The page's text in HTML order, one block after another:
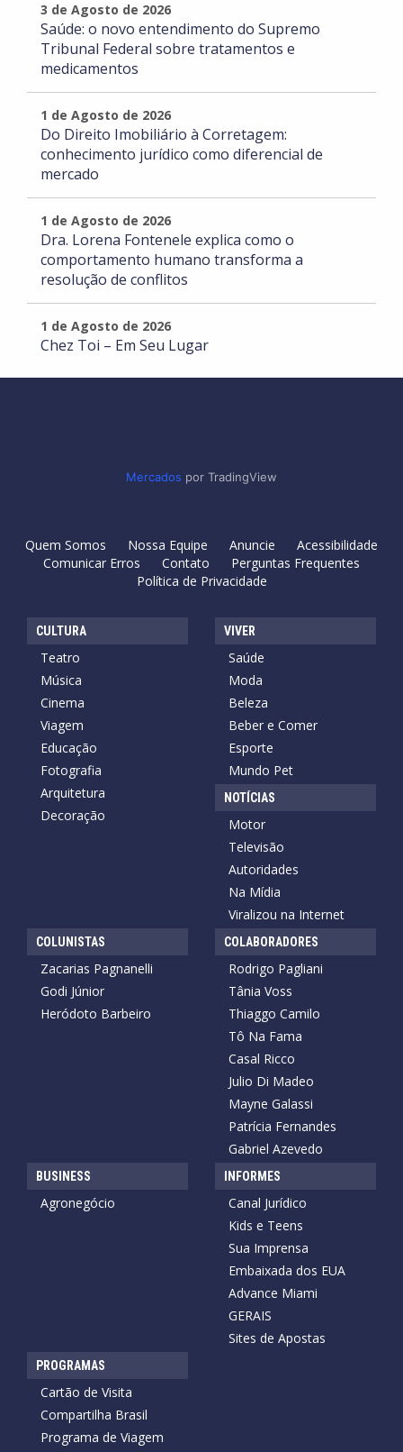
3 de Agosto de 2026
Saúde: o novo entendimento do Supremo
Tribunal Federal sobre tratamentos e
medicamentos
1 de Agosto de 2026
Do Direito Imobiliário à Corretagem:
conhecimento jurídico como diferencial de
mercado
1 de Agosto de 2026
Dra. Lorena Fontenele explica como o
comportamento humano transforma a
resolução de conflitos
1 de Agosto de 2026
Chez Toi – Em Seu Lugar
Mercados por TradingView
Quem Somos Nossa Equipe Anuncie
Acessibilidade
Comunicar Erros
Contato
Perguntas Frequentes
Política de Privacidade
CULTURA
Teatro
Música
Cinema
Viagem
Educação
Fotografia
Arquitetura
Decoração
VIVER
Saúde
Moda
Beleza
Beber e Comer
Esporte
Mundo Pet
NOTÍCIAS
Motor
Televisão
Autoridades
Na Mídia
Viralizou na Internet
COLUNISTAS
Zacarias Pagnanelli
Godi Júnior
Heródoto Barbeiro
COLABORADORES
Rodrigo Pagliani
Tânia Voss
Thiaggo Camilo
Tô Na Fama
Casal Ricco
Julio Di Madeo
Mayne Galassi
Patrícia Fernandes
Gabriel Azevedo
BUSINESS
Agronegócio
INFORMES
Canal Jurídico
Kids e Teens
Sua Imprensa
Embaixada dos EUA
Advance Miami
GERAIS
Sites de Apostas
PROGRAMAS
Cartão de Visita
Compartilha Brasil
Programa de Viagem